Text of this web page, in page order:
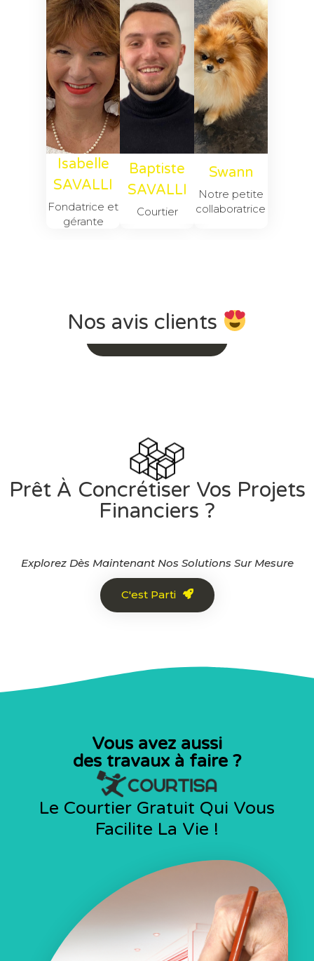
Isabelle
SAVALLI
Fondatrice et
gérante
Baptiste
SAVALLI
Courtier
Swann
Notre petite
collaboratrice
Nos avis clients
Prêt À Concrétiser Vos Projets
Financiers ?
Explorez Dès Maintenant Nos Solutions Sur Mesure
C'est Parti
Vous avez aussi
des travaux à faire ?
Le Courtier Gratuit Qui Vous
Facilite La Vie !